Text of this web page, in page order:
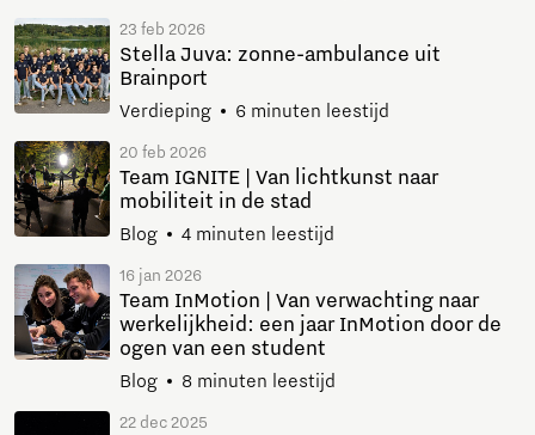
23 feb 2026
Stella Juva: zonne-ambulance uit
Brainport
Verdieping 6 minuten leestijd
20 feb 2026
Team IGNITE | Van lichtkunst naar
mobiliteit in de stad
Blog 4 minuten leestijd
16 jan 2026
Team InMotion | Van verwachting naar
werkelijkheid: een jaar InMotion door de
ogen van een student
Blog 8 minuten leestijd
22 dec 2025